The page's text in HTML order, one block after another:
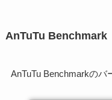
AnTuTu Benchmark
AnTuTu Benchmarkのバ